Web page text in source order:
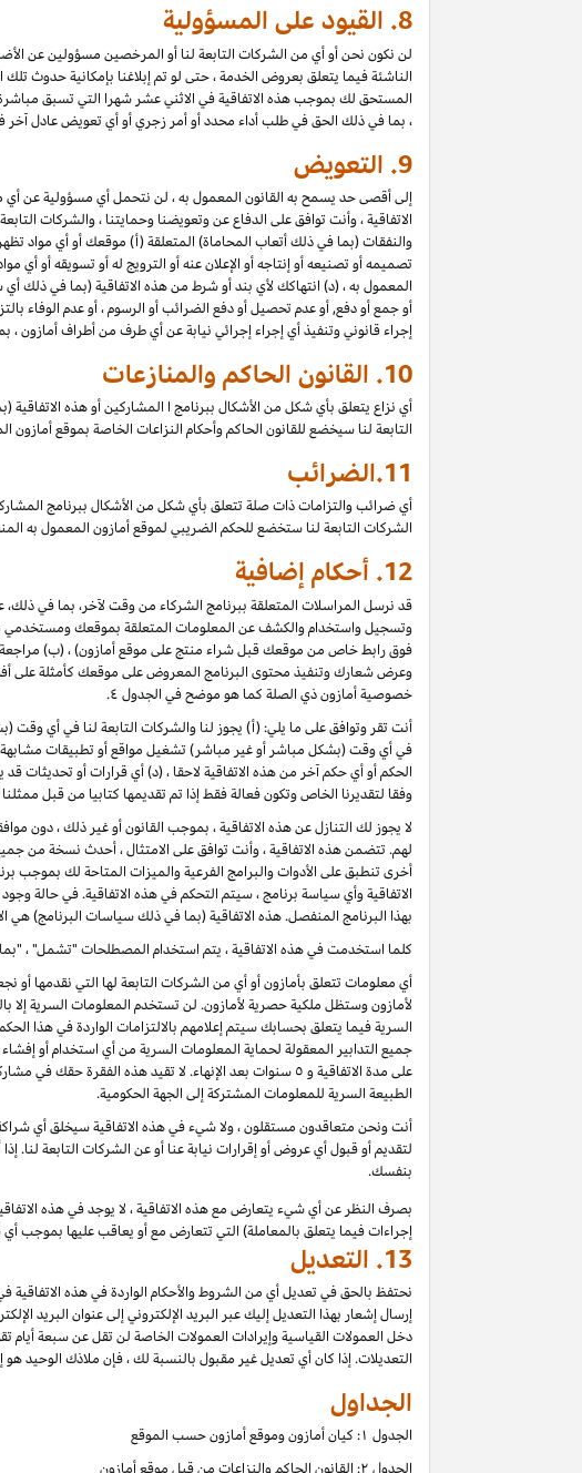
8. القيود على المسؤولية
لن نكون نحن أو أي من الشركات التابعة لنا أو المرخصين مسؤولين عن
الناشئة فيما يتعلق بعروض الخدمة ، حتى لو تم إبلاغنا بإمكانية حدوث
المستحق لك بموجب هذه الاتفاقية في الاثني عشر شهرا التي تسبق
، بما في ذلك الحق في طلب أداء محدد أو أمر زجري أو أي تعويض عادل آخر
9. التعويض
إلى أقصى حد يسمح به القانون المعمول به ، لن نتحمل أي مسؤولية عن
الاتفاقية ، وأنت توافق على الدفاع عن وتعويضنا وحمايتنا ، والشركات
والنفقات (بما في ذلك أتعاب المحاماة) المتعلقة (أ) موقعك أو أي مواد
تصميمه أو تصنيعه أو إنتاجه أو الإعلان عنه أو الترويج له أو تسويقه أو
المعمول به ، (د) انتهاكك لأي بند أو شرط من هذه الاتفاقية (بما في ذلك
أو جمع أو دفع, أو عدم تحصيل أو دفع الضرائب أو الرسوم ، أو عدم الوفاء
إجراء قانوني وتنفيذ أي إجراء إجرائي نيابة عن أي طرف من أطراف
10. القانون الحاكم والمنازعات
أي نزاع يتعلق بأي شكل من الأشكال ببرنامج ا المشاركين أو هذه
التابعة لنا سيخضع للقانون الحاكم وأحكام النزاعات الخاصة بموقع
11. الضرائب
أي ضرائب والتزامات ذات صلة تتعلق بأي شكل من الأشكال ببرنامج
الشركات التابعة لنا ستخضع للحكم الضريبي لموقع أمازون المعمول به
12. أحكام إضافية
قد نرسل المراسلات المتعلقة ببرنامج الشركاء من وقت لآخر، بما في ذلك،
وتسجيل واستخدام والكشف عن المعلومات المتعلقة بموقعك ومستخدمي
فوق رابط خاص من موقعك قبل شراء منتج على موقع أمازون) ، (ب) مراجعة
وعرض شعارك وتنفيذ محتوى البرنامج المعروض على موقعك كأمثلة على
خصوصية أمازون ذي الصلة كما هو موضح في الجدول ٤.
أنت تقر وتوافق على ما يلي: (أ) يجوز لنا والشركات التابعة لنا في أي
في أي وقت (بشكل مباشر أو غير مباشر) تشغيل مواقع أو تطبيقات
الحكم أو أي حكم آخر من هذه الاتفاقية لاحقا ، (د) أي قرارات أو تحديثات
وفقا لتقديرنا الخاص وتكون فعالة فقط إذا تم تقديمها كتابيا من قبل
لا يجوز لك التنازل عن هذه الاتفاقية ، بموجب القانون أو غير ذلك ، دون
لهم. تتضمن هذه الاتفاقية ، وأنت توافق على الامتثال ، أحدث نسخة من
أخرى تنطبق على الأدوات والبرامج الفرعية والميزات المتاحة لك بموجب
الاتفاقية وأي سياسة برنامج ، سيتم التحكم في هذه الاتفاقية. في حالة
بهذا البرنامج المنفصل. هذه الاتفاقية (بما في ذلك سياسات البرنامج) هي
كلما استخدمت في هذه الاتفاقية ، يتم استخدام المصطلحات "تشمل" ،
أي معلومات تتعلق بأمازون أو أي من الشركات التابعة لها التي نقدمها
لأمازون وستظل ملكية حصرية لأمازون. لن تستخدم المعلومات السرية إلا
السرية فيما يتعلق بحسابك سيتم إعلامهم بالالتزامات الواردة في هذا
جميع التدابير المعقولة لحماية المعلومات السرية من أي استخدام أو
على مدة الاتفاقية و ٥ سنوات بعد الإنهاء. لا تقيد هذه
الطبيعة السرية للمعلومات المشتركة إلى الجهة الحكومية.
أنت ونحن متعاقدون مستقلون ، ولا شيء في هذه الاتفاقية سيخلق أي
لتقديم أو قبول أي عروض أو إقرارات نيابة عنا أو عن الشركات التابعة
بنفسك.
بصرف النظر عن أي شيء يتعارض مع هذه الاتفاقية ، لا يوجد في هذه
إجراءات فيما يتعلق بالمعاملة) التي تتعارض مع أو يعاقب عليها بموجب
13. التعديل
نحتفظ بالحق في تعديل أي من الشروط والأحكام الواردة في هذه
إرسال إشعار بهذا التعديل إليك عبر البريد الإلكتروني إلى عنوان البريد
دخل العمولات القياسية وإيرادات العمولات الخاصة لن تقل عن سبعة
التعديلات. إذا كان أي تعديل غير مقبول بالنسبة لك ، فإن ملاذك الوحيد هو
الجداول
الجدول ۱: كيان أمازون وموقع أمازون حسب الموقع
الجدول ۲: القانون الحاكم والنزاعات من قبل موقع أمازون